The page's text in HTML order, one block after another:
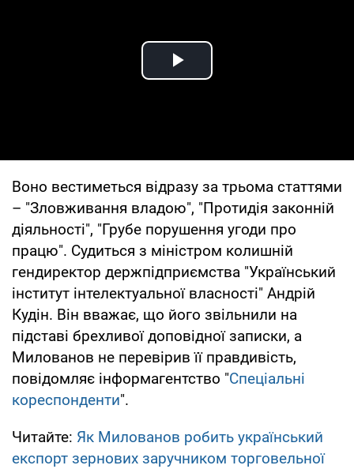
Play Video
Воно вестиметься відразу за трьома статтями
– "Зловживання владою", "Протидія законній
діяльності", "Грубе порушення угоди про
працю". Судиться з міністром колишній
гендиректор держпідприємства "Український
інститут інтелектуальної власності" Андрій
Кудін. Він вважає, що його звільнили на
підставі брехливої доповідної записки, а
Милованов не перевірив її правдивість,
повідомляє інформагентство "Спеціальні
кореспонденти".
Читайте: Як Милованов робить український
експорт зернових заручником торговельної